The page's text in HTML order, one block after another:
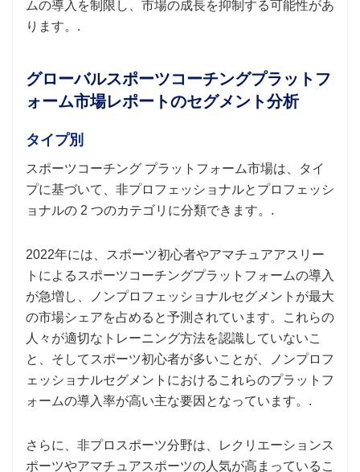
ムの導入を制限し、市場の成長を抑制する可能性があ
ります。.
グローバルスポーツコーチングプラットフ
ォーム市場レポートのセグメント分析
タイプ別
スポーツコーチング プラットフォーム市場は、タイ
プに基づいて、非プロフェッショナルとプロフェッシ
ョナルの 2 つのカテゴリに分類できます。.
2022年には、スポーツ初心者やアマチュアアスリー
トによるスポーツコーチングプラットフォームの導入
が急増し、ノンプロフェッショナルセグメントが最大
の市場シェアを占めると予測されています。これらの
人々が適切なトレーニング方法を認識していないこ
と、そしてスポーツ初心者が多いことが、ノンプロフ
ェッショナルセグメントにおけるこれらのプラットフ
ォームの導入率が高い主な要因となっています。.
さらに、非プロスポーツ分野は、レクリエーションス
ポーツやアマチュアスポーツの人気が高まっているこ